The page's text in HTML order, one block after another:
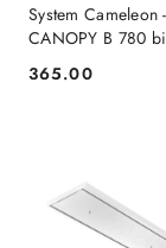
System Cameleon
CANOPY B 780
Lighting
Cena:
365.00